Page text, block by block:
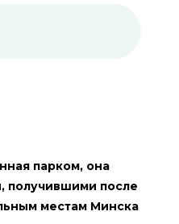
парком, она
получившими после
местам Минска